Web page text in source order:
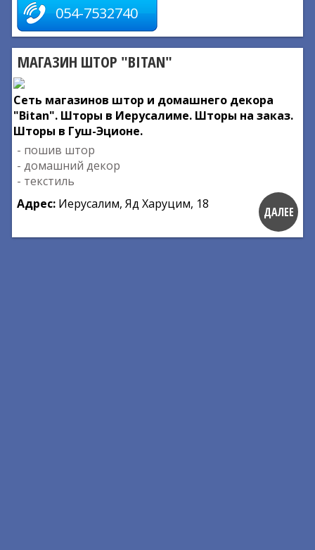
054-7532740
МАГАЗИН ШТОР "BITAN"
Сеть магазинов штор и домашнего декора
"Bitan". Шторы в Иерусалиме. Шторы на заказ.
Шторы в Гуш-Эционе.
- пошив штор
- домашний декор
- текстиль
Адрес: Иерусалим, Яд Харуцим, 18
ДАЛЕЕ